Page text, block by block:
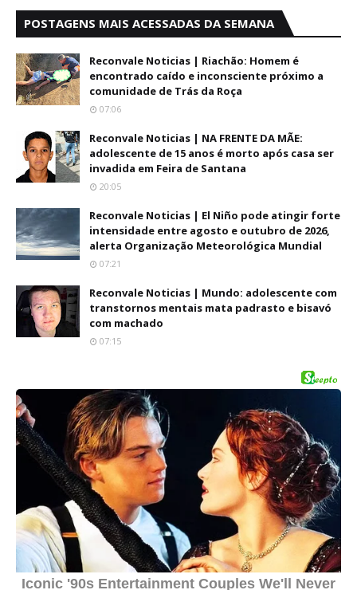
POSTAGENS MAIS ACESSADAS DA SEMANA
Reconvale Noticias | Riachão: Homem é
encontrado caído e inconsciente próximo a
comunidade de Trás da Roça
07:06
Reconvale Noticias | NA FRENTE DA MÃE:
adolescente de 15 anos é morto após casa ser
invadida em Feira de Santana
20:05
Reconvale Noticias | El Niño pode atingir forte
intensidade entre agosto e outubro de 2026,
alerta Organização Meteorológica Mundial
07:21
Reconvale Noticias | Mundo: adolescente com
transtornos mentais mata padrasto e bisavó
com machado
07:15